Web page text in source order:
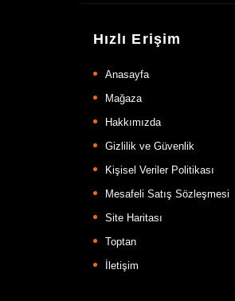
Hızlı Erişim
Anasayfa
Mağaza
Hakkımızda
Gizlilik ve Güvenlik
Kişisel Veriler Politikası
Mesafeli Satış Sözleşmesi
Site Haritası
Toptan
İletişim